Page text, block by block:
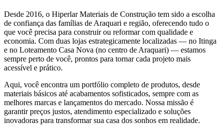
Desde 2016, o Hiperlar Materiais de Construção tem sido a escolha
de confiança das famílias de Araquari e região, oferecendo tudo o
que você precisa para construir ou reformar com qualidade e
economia. Com duas lojas estrategicamente localizadas — no Itinga
e no Loteamento Casa Nova (no centro de Araquari) — estamos
sempre perto de você, prontos para tornar cada projeto mais
acessível e prático.
Aqui, você encontra um portfólio completo de produtos, desde
materiais básicos até acabamentos sofisticados, sempre com as
melhores marcas e lançamentos do mercado. Nossa missão é
garantir preços justos, atendimento especializado e soluções
inovadoras para transformar sua casa dos sonhos em realidade.